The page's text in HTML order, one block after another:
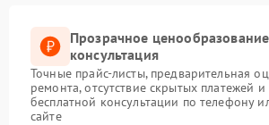
Прозрачное
консультация
Точные прайс-листы, предварительная
ремонта, отсутствие скрытых платежей
бесплатной консультации по телефону
сайте